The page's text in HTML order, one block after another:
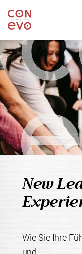
New
Wie Sie Ihre
und